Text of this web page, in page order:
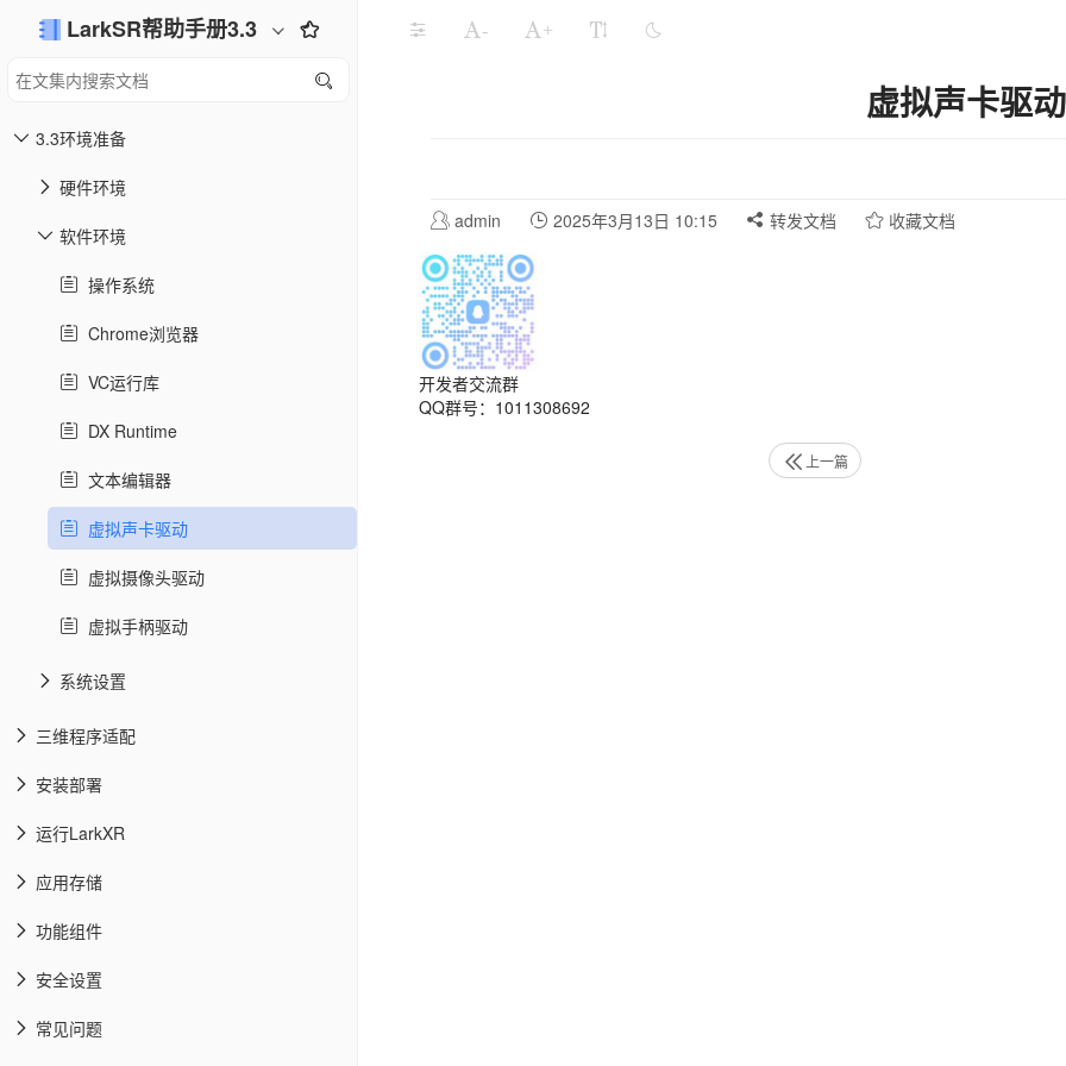
LarkSR帮助手册3.3
3.3环境准备
硬件环境
软件环境
操作系统
Chrome浏览器
VC运行库
DX Runtime
文本编辑器
虚拟声卡驱动
虚拟摄像头驱动
虚拟手柄驱动
系统设置
三维程序适配
安装部署
运行LarkXR
应用存储
功能组件
安全设置
常见问题
- +
虚拟声卡驱动
admin 2025年3月13日 10:15 转发文档 收藏文档
开发者交流群
QQ群号：1011308692
上一篇